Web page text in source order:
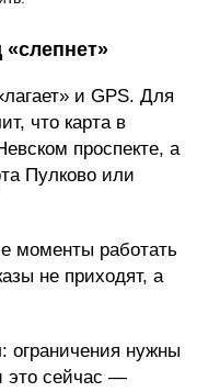
«слепнет»
и GPS. Для
что карта в
проспекте, а
Пулково или
моменты работать
не приходят, а
ограничения нужны
это сейчас —